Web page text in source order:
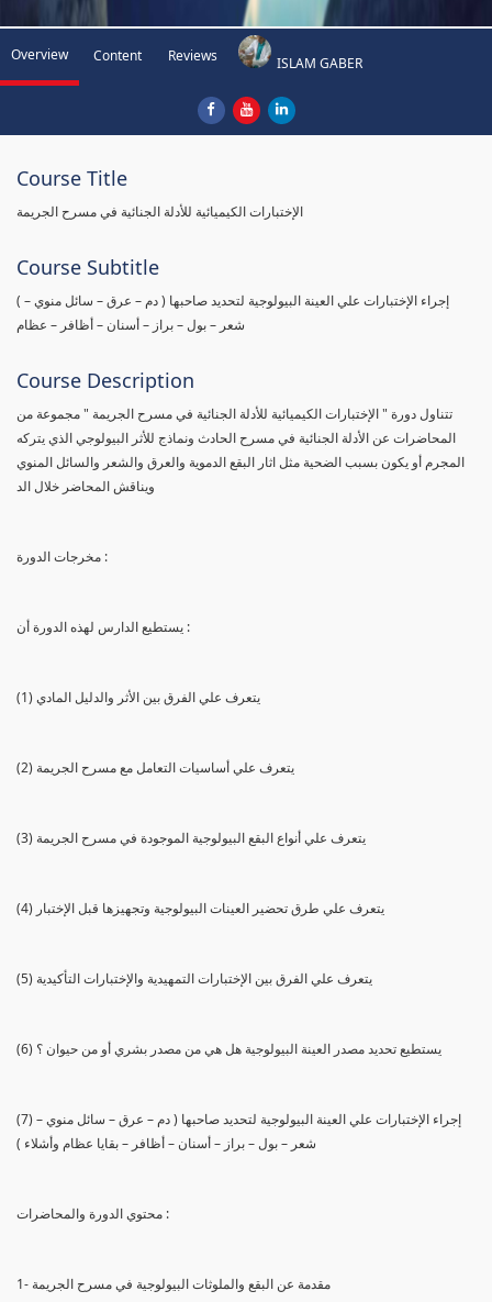
Overview Content Reviews ISLAM GABER
Course Title
الإختبارات الكيميائية للأدلة الجنائية في مسرح الجريمة
Course Subtitle
( إجراء الإختبارات علي العينة البيولوجية لتحديد صاحبها ( دم – عرق – سائل منوي –
شعر – بول – براز – أسنان – أظافر – عظام
Course Description
تتناول دورة " الإختبارات الكيميائية للأدلة الجنائية في مسرح الجريمة " مجموعة من
المحاضرات عن الأدلة الجنائية في مسرح الحادث ونماذج للأثر البيولوجي الذي يتركه
المجرم أو يكون بسبب الضحية مثل اثار البقع الدموية والعرق والشعر والسائل المنوي
ويناقش المحاضر خلال الد
مخرجات الدورة :
يستطيع الدارس لهذه الدورة أن :
(1) يتعرف علي الفرق بين الأثر والدليل المادي
(2) يتعرف علي أساسيات التعامل مع مسرح الجريمة
(3) يتعرف علي أنواع البقع البيولوجية الموجودة في مسرح الجريمة
(4) يتعرف علي طرق تحضير العينات البيولوجية وتجهيزها قبل الإختبار
(5) يتعرف علي الفرق بين الإختبارات التمهيدية والإختبارات التأكيدية
(6) يستطيع تحديد مصدر العينة البيولوجية هل هي من مصدر بشري أو من حيوان ؟
(7) إجراء الإختبارات علي العينة البيولوجية لتحديد صاحبها ( دم – عرق – سائل منوي –
شعر – بول – براز – أسنان – أظافر – بقايا عظام وأشلاء )
محتوي الدورة والمحاضرات :
1- مقدمة عن البقع والملوثات البيولوجية في مسرح الجريمة